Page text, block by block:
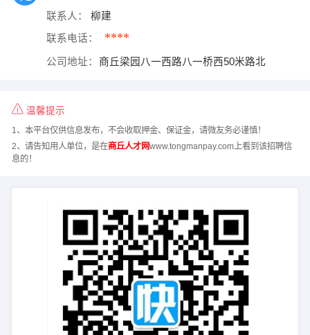
联系人： 柳建
联系电话： ****
公司地址： 商丘梁园八一西路八一桥西50米路北
温馨提示
1、本平台仅供信息发布，不会收取押金、保证金，请微友务必谨慎！
2、请告知用人单位，是在商丘人才网www.tongmanpay.com上看到该招聘信
息的！